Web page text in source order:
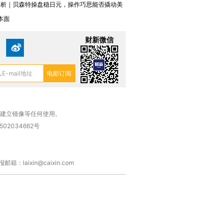
｜贝森特操盘稳日元，操作巧思能否撬动美
面
财新微信
立镜像等任何使用。
号
邮箱：laixin@caixin.com